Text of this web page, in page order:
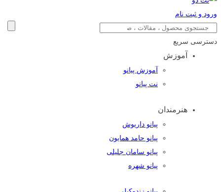
ورود و ثبت نام
دسترسی سریع
آموزش
آموزش پیانو
نت پیانو
هنرمندان
پیانو داریوش
پیانو حامد همایون
پیانو سامان جلیلی
پیانو شهره